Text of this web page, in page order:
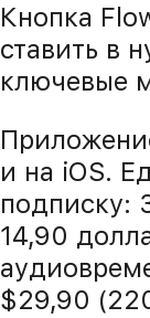
Кнопка
ставить в
ключевые
и на iOS.
подписку:
14,90
$29,90